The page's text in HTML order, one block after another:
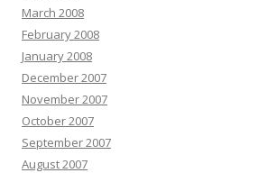
March 2008
February 2008
January 2008
December 2007
November 2007
October 2007
September 2007
August 2007